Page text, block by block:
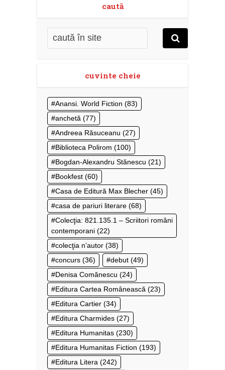
caută
cuvinte cheie
Anansi. World Fiction (83)
anchetă (77)
Andreea Răsuceanu (27)
Biblioteca Polirom (100)
Bogdan-Alexandru Stănescu (21)
Bookfest (60)
Casa de Editură Max Blecher (45)
casa de pariuri literare (68)
Colecţia: 821.135.1 – Scriitori români
contemporani (22)
colecţia n’autor (38)
concurs (36) debut (49)
Denisa Comănescu (24)
Editura Cartea Românească (23)
Editura Cartier (34)
Editura Charmides (27)
Editura Humanitas (230)
Editura Humanitas Fiction (193)
Editura Litera (242)